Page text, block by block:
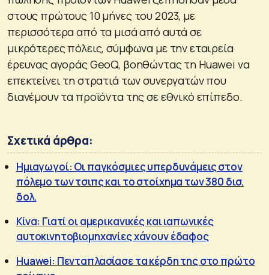
στους πρώτους 10 μήνες του 2023, με
περισσότερα από τα μισά από αυτά σε
μικρότερες πόλεις, σύμφωνα με την εταιρεία
έρευνας αγοράς GeoQ, βοηθώντας τη Huawei να
επεκτείνει τη στρατιά των συνεργατών που
διανέμουν τα προϊόντα της σε εθνικό επίπεδο.
Σχετικά άρθρα:
Ημιαγωγοί: Οι παγκόσμιες υπερδυνάμεις στον
πόλεμο των τσιπς και το στοίχημα των 380 δισ.
δολ.
Κίνα: Γιατί οι αμερικανικές και ιαπωνικές
αυτοκινητοβιομηχανίες χάνουν έδαφος
Huawei: Πενταπλασίασε τα κέρδη της στο πρώτο